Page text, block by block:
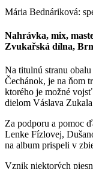
Mária Bednáriková:
Nahrávka, mix,
Zvukařská dílna,
Na titulnú stranu
Čechánok, je na ňom
ktorého je možné
dielom Váslava
Za podporu a pomoc
Lenke Fízlovej,
na album prispeli v
Vznik niektorých